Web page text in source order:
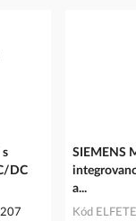
s
DC
SIEMENS
a...
Kód